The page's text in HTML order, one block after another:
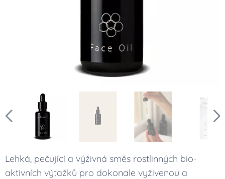
Lehká, pečující a výživná směs rostlinných bio-
aktivních výtažků pro dokonale vyživenou a